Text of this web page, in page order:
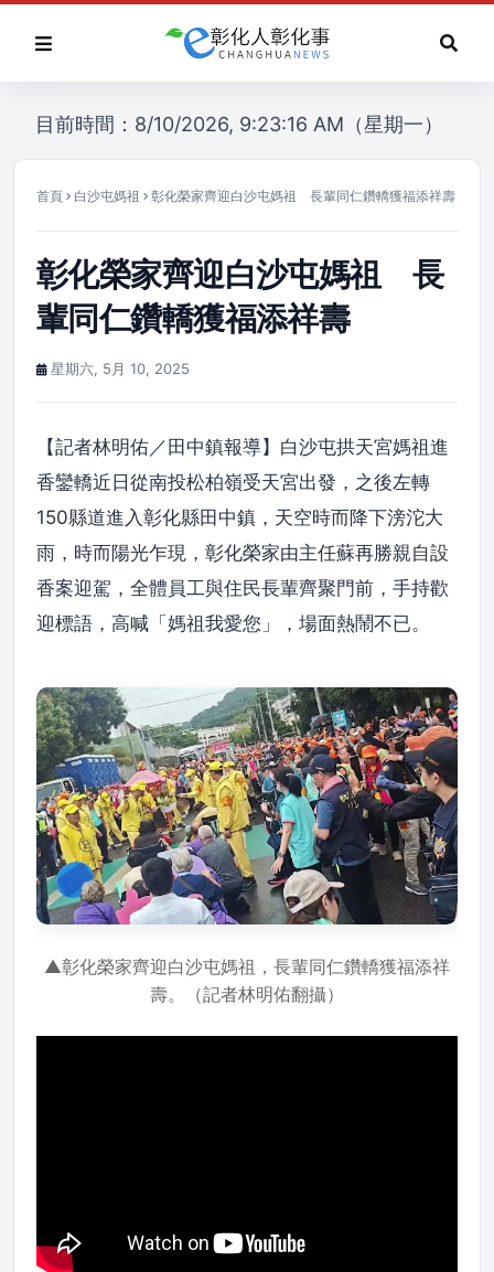
目前時間：8/10/2026, 9:23:16 AM（星期一）
首頁 白沙屯媽祖 彰化榮家齊迎白沙屯媽祖 長輩同仁鑽轎獲福添祥壽
彰化榮家齊迎白沙屯媽祖 長
輩同仁鑽轎獲福添祥壽
星期六, 5月 10, 2025
【記者林明佑／田中鎮報導】白沙屯拱天宮媽祖進
香鑾轎近日從南投松柏嶺受天宮出發，之後左轉
150縣道進入彰化縣田中鎮，天空時而降下滂沱大
雨，時而陽光乍現，彰化榮家由主任蘇再勝親自設
香案迎駕，全體員工與住民長輩齊聚門前，手持歡
迎標語，高喊「媽祖我愛您」，場面熱鬧不已。
▲彰化榮家齊迎白沙屯媽祖，長輩同仁鑽轎獲福添祥
壽。（記者林明佑翻攝）